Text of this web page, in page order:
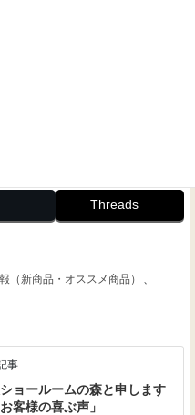
Threads
（新商品・オススメ商品）
事
ョールームの森と申します
客様の喜ぶ声」